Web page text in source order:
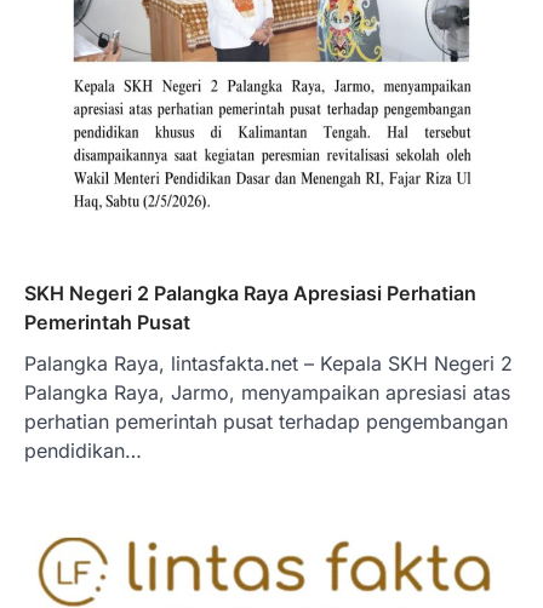
SKH Negeri 2 Palangka Raya Apresiasi Perhatian
Pemerintah Pusat
Palangka Raya, lintasfakta.net – Kepala SKH Negeri 2
Palangka Raya, Jarmo, menyampaikan apresiasi atas
perhatian pemerintah pusat terhadap pengembangan
pendidikan…